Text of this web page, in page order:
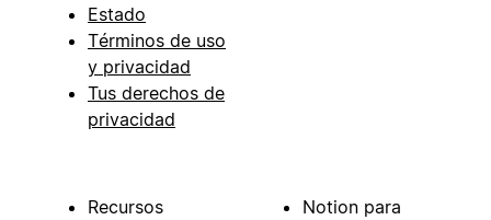
Estado
Términos de uso
y privacidad
Tus derechos de
privacidad
Recursos
Notion para